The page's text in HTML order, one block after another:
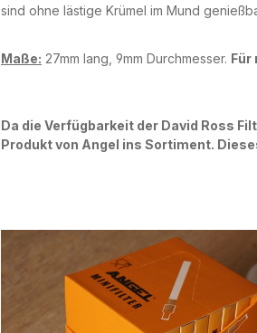
sind ohne lästige Krümel im Mund
Maße: 27mm lang, 9mm Durchmesser. Für
Da die Verfügbarkeit der David Ross
Produkt von Angel ins Sortiment.